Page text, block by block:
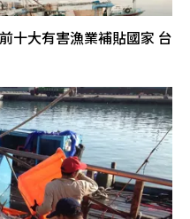
十大有害漁業補貼國家 台